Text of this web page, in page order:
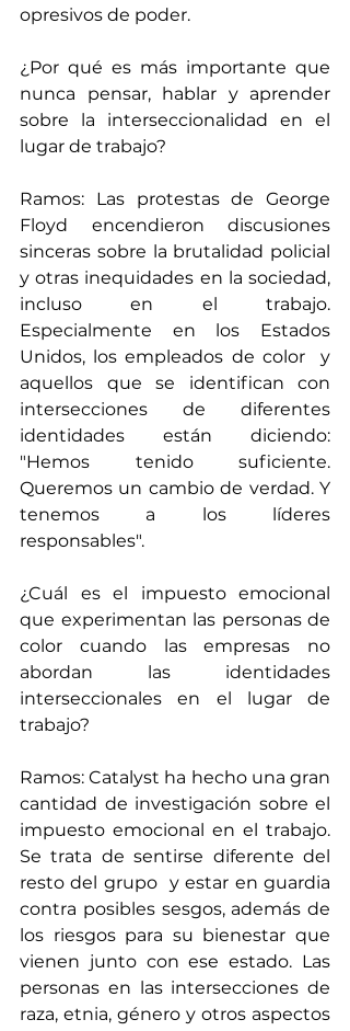
opresivos de poder.
¿Por qué es más importante que
nunca pensar, hablar y aprender
sobre la interseccionalidad en el
lugar de trabajo?
Ramos: Las protestas de George
Floyd encendieron discusiones
sinceras sobre la brutalidad policial
y otras inequidades en la sociedad,
incluso en el trabajo.
Especialmente en los Estados
Unidos, los empleados de color  y
aquellos que se identifican con
intersecciones de diferentes
identidades están diciendo:
"Hemos tenido suficiente.
Queremos un cambio de verdad. Y
tenemos a los líderes
responsables".
¿Cuál es el impuesto emocional
que experimentan las personas de
color cuando las empresas no
abordan las identidades
interseccionales en el lugar de
trabajo?
Ramos: Catalyst ha hecho una gran
cantidad de investigación sobre el
impuesto emocional en el trabajo.
Se trata de sentirse diferente del
resto del grupo  y estar en guardia
contra posibles sesgos, además de
los riesgos para su bienestar que
vienen junto con ese estado. Las
personas en las intersecciones de
raza, etnia, género y otros aspectos